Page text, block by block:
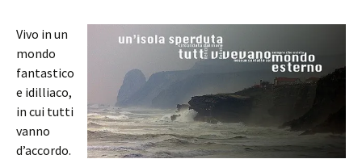
Vivo in un
mondo
fantastico
e idilliaco,
in cui tutti
vanno
d’accordo.